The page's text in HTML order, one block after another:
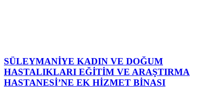
SÜLEYMANİYE KADIN VE DOĞUM
HASTALIKLARI EĞİTİM VE ARAŞTIRMA
HASTANESİ’NE EK HİZMET BİNASI